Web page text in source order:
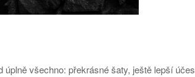
všechno: překrásné šaty, ještě lepší účes